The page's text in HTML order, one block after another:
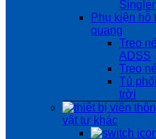
Phụ kiện hỗ
quang
Treo
ADSS
Treo
Tủ
trời
vật tư khác